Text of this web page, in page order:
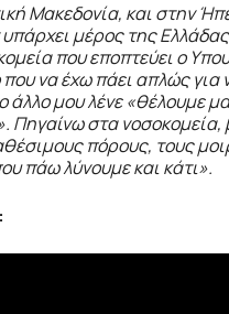
Μακεδονία, και στην
μέρος της
που εποπτεύει ο
να έχω πάει απλώς
άλλο μου λένε «θέλουμε
Πηγαίνω στα
πόρους, τους
πάω λύνουμε και κάτι».